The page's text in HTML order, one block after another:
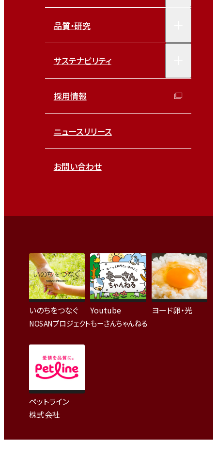
品質・研究
サステナビリティ
採用情報
ニュースリリース
お問い合わせ
いのちをつなぐ
NOSANプロジェクト
Youtube
もーさんちゃんねる
ヨード卵・光
ペットライン
株式会社